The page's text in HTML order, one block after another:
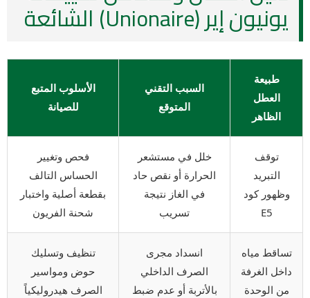
يونيون إير (Unionaire) الشائعة
طبيعة
العطل
الظاهر
السبب التقني
المتوقع
الأسلوب المتبع
للصيانة
توقف
التبريد
وظهور كود
E5
خلل في مستشعر
الحرارة أو نقص حاد
في الغاز نتيجة
تسريب
فحص وتغيير
الحساس التالف
بقطعة أصلية واختبار
شحنة الفريون
تساقط مياه
داخل الغرفة
من الوحدة
انسداد مجرى
الصرف الداخلي
بالأتربة أو عدم ضبط
تنظيف وتسليك
حوض ومواسير
الصرف هيدروليكياً